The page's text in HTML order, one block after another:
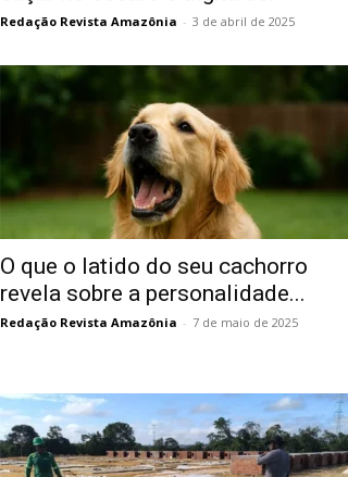
Redação Revista Amazônia - 3 de abril de 2025
O que o latido do seu cachorro
revela sobre a personalidade...
Redação Revista Amazônia - 7 de maio de 2025